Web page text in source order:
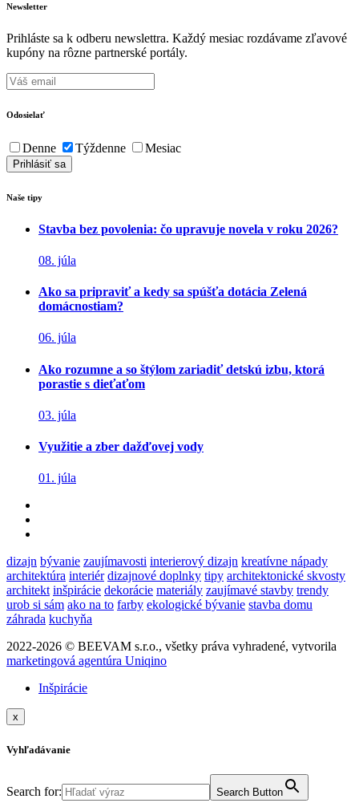
Newsletter
Prihláste sa k odberu newslettra. Každý mesiac rozdávame zľavové
kupóny na rôzne partnerské portály.
Odosielať
Denne Týždenne Mesiac
Naše tipy
Stavba bez povolenia: čo upravuje novela v roku 2026?
08. júla
Ako sa pripraviť a kedy sa spúšťa dotácia Zelená
domácnostiam?
06. júla
Ako rozumne a so štýlom zariadiť detskú izbu, ktorá
porastie s dieťaťom
03. júla
Využitie a zber dažďovej vody
01. júla
dizajn bývanie zaujímavosti interierový dizajn kreatívne nápady
architektúra interiér dizajnové doplnky tipy architektonické skvosty
architekt inšpirácie dekorácie materiály zaujímavé stavby trendy
urob si sám ako na to farby ekologické bývanie stavba domu
záhrada kuchyňa
2022-2026 © BEEVAM s.r.o., všetky práva vyhradené, vytvorila
marketingová agentúra Uniqino
Inšpirácie
x
Vyhľadávanie
Search for: Search Button